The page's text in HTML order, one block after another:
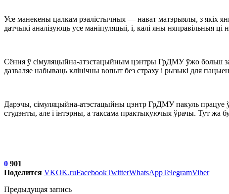
Усе манекены цалкам рэалістычныя — нават матэрыялы, з якіх
датчыкі аналізуюць усе маніпуляцыі, і, калі яны няправільныя
Сёння ў сімуляцыйна-атэстацыйным цэнтры ГрДМУ ўжо больш за
дазваляе набываць клінічны вопыт без страху і рызыкі для
Дарэчы, сімуляцыйна-атэстацыйны цэнтр ГрДМУ пакуль працуе
студэнты, але і інтэрны, а таксама практыкуючыя ўрачы. Тут жа
0 901
Поделится VKOK.ruFacebookTwitterWhatsAppTelegramViber
Предыдущая запись